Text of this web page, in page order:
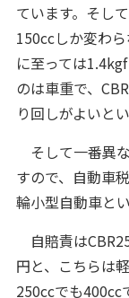
ています。そし
150ccしか変わ
に至っては
のは車重で、
り回しがよいと
そして一番異
すので、自動車
輪小型自動車と
自賠責は
円と、こちらは
250ccでも400cc